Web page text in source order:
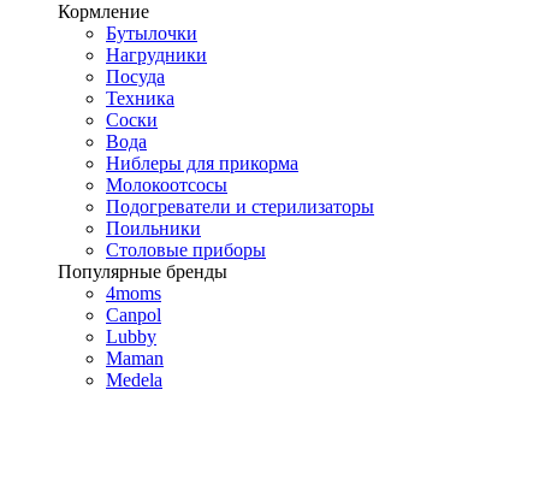
Кормление
Бутылочки
Нагрудники
Посуда
Техника
Соски
Вода
Ниблеры для прикорма
Молокоотсосы
Подогреватели и стерилизаторы
Поильники
Столовые приборы
Популярные бренды
4moms
Canpol
Lubby
Maman
Medela